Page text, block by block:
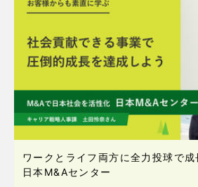
ワークとライフ両方に全力投球で成
日本M&Aセンター